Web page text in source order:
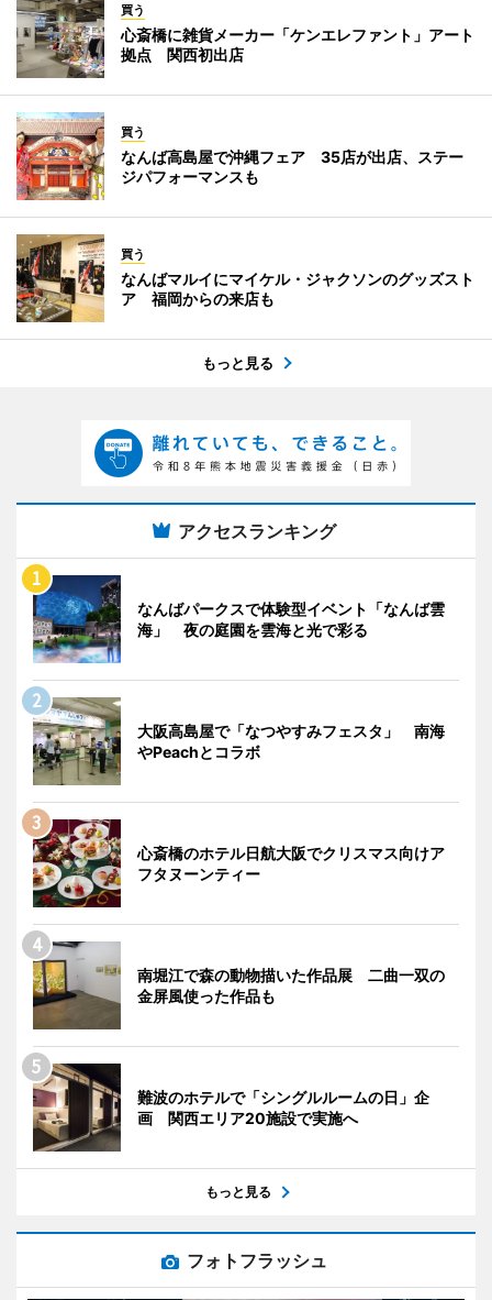
買う
心斎橋に雑貨メーカー「ケンエレファント」アート
拠点 関西初出店
買う
なんば高島屋で沖縄フェア 35店が出店、ステー
ジパフォーマンスも
買う
なんばマルイにマイケル・ジャクソンのグッズスト
ア 福岡からの来店も
もっと見る
アクセスランキング
なんばパークスで体験型イベント「なんば雲
海」 夜の庭園を雲海と光で彩る
大阪高島屋で「なつやすみフェスタ」 南海
やPeachとコラボ
心斎橋のホテル日航大阪でクリスマス向けア
フタヌーンティー
南堀江で森の動物描いた作品展 二曲一双の
金屏風使った作品も
難波のホテルで「シングルルームの日」企
画 関西エリア20施設で実施へ
もっと見る
フォトフラッシュ